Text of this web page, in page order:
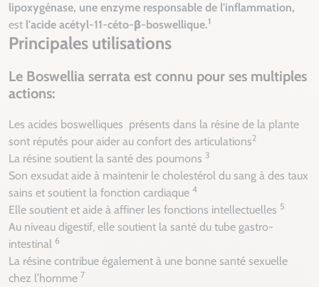
lipoxygénase, une enzyme responsable de l'inflammation,
est l'acide acétyl-11-céto-β-boswellique.1
Principales utilisations
Le Boswellia serrata est connu pour ses multiples
actions:
Les acides boswelliques présents dans la résine de la plante
sont réputés pour aider au confort des articulations2
La résine soutient la santé des poumons 3
Son exsudat aide à maintenir le cholestérol du sang à des taux
sains et soutient la fonction cardiaque 4
Elle soutient et aide à affiner les fonctions intellectuelles 5
Au niveau digestif, elle soutient la santé du tube gastro-
intestinal 6
La résine contribue également à une bonne santé sexuelle
chez l’homme 7